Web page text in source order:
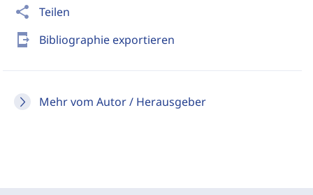
share Teilen
send_to_mobile Bibliographie exportieren
Mehr vom Autor / Herausgeber